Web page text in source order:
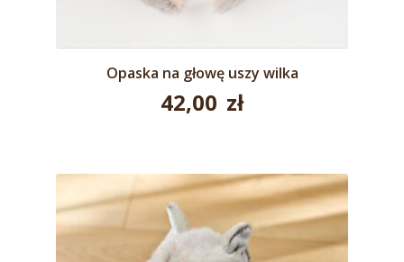
Opaska na głowę uszy wilka
42,00 zł